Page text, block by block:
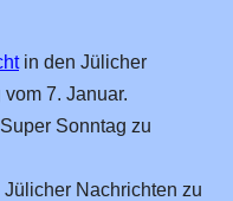
in den Jülicher
7. Januar.
Sonntag zu
Jülicher Nachrichten zu